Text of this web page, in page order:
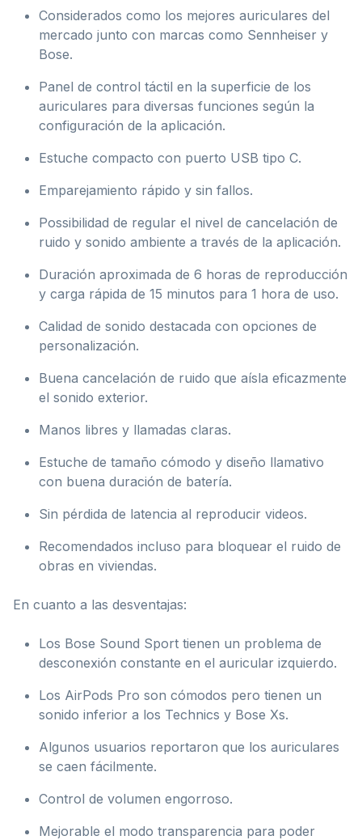
Considerados como los mejores auriculares del
mercado junto con marcas como Sennheiser y
Bose.
Panel de control táctil en la superficie de los
auriculares para diversas funciones según la
configuración de la aplicación.
Estuche compacto con puerto USB tipo C.
Emparejamiento rápido y sin fallos.
Possibilidad de regular el nivel de cancelación de
ruido y sonido ambiente a través de la aplicación.
Duración aproximada de 6 horas de reproducción
y carga rápida de 15 minutos para 1 hora de uso.
Calidad de sonido destacada con opciones de
personalización.
Buena cancelación de ruido que aísla eficazmente
el sonido exterior.
Manos libres y llamadas claras.
Estuche de tamaño cómodo y diseño llamativo
con buena duración de batería.
Sin pérdida de latencia al reproducir videos.
Recomendados incluso para bloquear el ruido de
obras en viviendas.
En cuanto a las desventajas:
Los Bose Sound Sport tienen un problema de
desconexión constante en el auricular izquierdo.
Los AirPods Pro son cómodos pero tienen un
sonido inferior a los Technics y Bose Xs.
Algunos usuarios reportaron que los auriculares
se caen fácilmente.
Control de volumen engorroso.
Mejorable el modo transparencia para poder